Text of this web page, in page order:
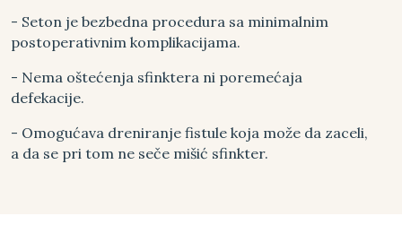
- Seton je bezbedna procedura sa minimalnim
postoperativnim komplikacijama.
- Nema oštećenja sfinktera ni poremećaja
defekacije.
- Omogućava dreniranje fistule koja može da zaceli,
a da se pri tom ne seče mišić sfinkter.